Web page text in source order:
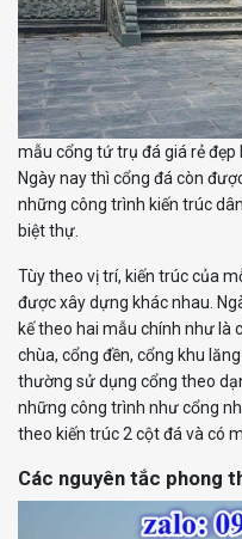
mẫu cổng tứ trụ đá giá rẻ
Ngày nay thì cổng đá còn
những công trình kiến trúc
biệt thự.
Tùy theo vị trí, kiến trúc của
được xây dựng khác nhau.
kế theo hai mẫu chính như là
chùa, cổng đền, cổng khu
thường sử dụng cổng theo
những công trình như cổng
theo kiến trúc 2 cột đá và có
Các nguyên tắc phong